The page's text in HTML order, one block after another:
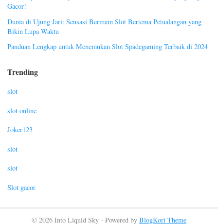
Gacor!
Dunia di Ujung Jari: Sensasi Bermain Slot Bertema Petualangan yang
Bikin Lupa Waktu
Panduan Lengkap untuk Menemukan Slot Spadegaming Terbaik di 2024
Trending
slot
slot online
Joker123
slot
slot
Slot gacor
© 2026 Into Liquid Sky - Powered by BlogKori Theme